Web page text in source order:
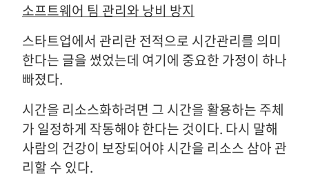
소프트웨어 팀 관리와 낭비 방지
스타트업에서 관리란 전적으로 시간관리를 의미
한다는 글을 썼었는데 여기에 중요한 가정이 하나
빠졌다.
시간을 리소스화하려면 그 시간을 활용하는 주체
가 일정하게 작동해야 한다는 것이다. 다시 말해
사람의 건강이 보장되어야 시간을 리소스 삼아 관
리할 수 있다.